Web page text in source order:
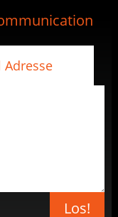
Los!